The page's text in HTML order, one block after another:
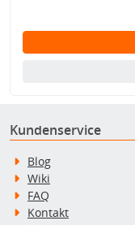
Kundenservice
Blog
Wiki
FAQ
Kontakt